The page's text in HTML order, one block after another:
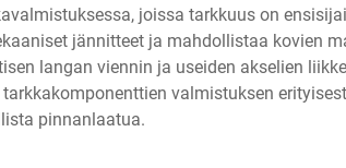
joissa tarkkuus on
jännitteet ja mahdollistaa kovien
langan viennin ja useiden akselien
valmistuksen
pinnanlaatua.